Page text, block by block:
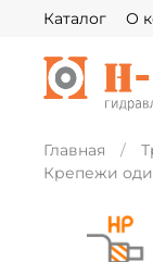
Каталог О
Главная
Крепежи